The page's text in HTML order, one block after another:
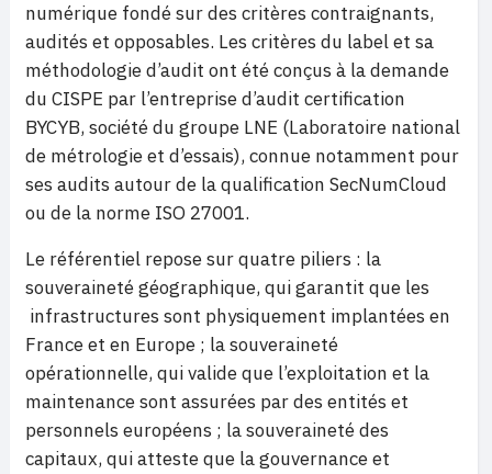
numérique fondé sur des critères contraignants,
audités et opposables. Les critères du label et sa
méthodologie d’audit ont été conçus à la demande
du CISPE par l’entreprise d’audit certification
BYCYB, société du groupe LNE (Laboratoire national
de métrologie et d’essais), connue notamment pour
ses audits autour de la qualification SecNumCloud
ou de la norme ISO 27001.
Le référentiel repose sur quatre piliers : la
souveraineté géographique, qui garantit que les
infrastructures sont physiquement implantées en
France et en Europe ; la souveraineté
opérationnelle, qui valide que l’exploitation et la
maintenance sont assurées par des entités et
personnels européens ; la souveraineté des
capitaux, qui atteste que la gouvernance et